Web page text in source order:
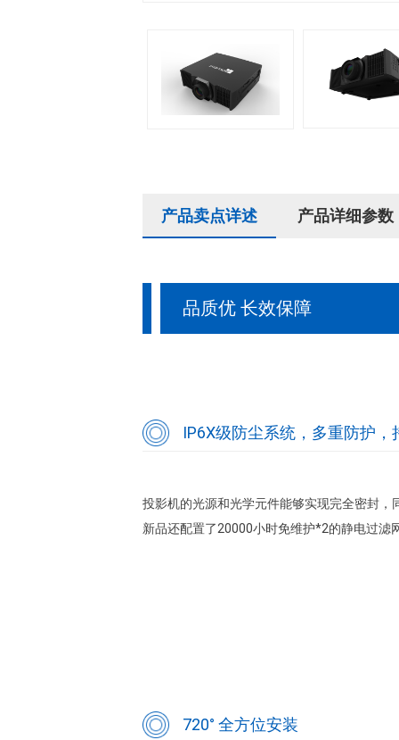
产品卖点详述 产品详细参数
品质优 长效保障
IP6X级防尘系统，多重防护，
投影机的光源和光学元件能够实现完全密封
新品还配置了20000小时免维护*2的静电过滤
720° 全方位安装